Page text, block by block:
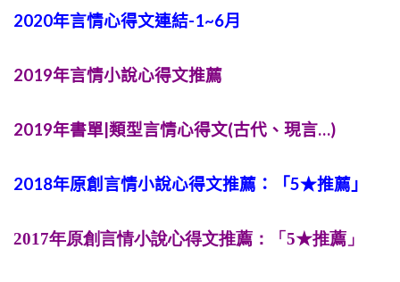
2020年言情心得文連結-1~6月
2019年言情小說心得文推薦
2019年書單|類型言情心得文(古代、現言…)
2018年原創言情小說心得文推薦：「5★推薦」
2017年原創言情小說心得文推薦：「5★推薦」